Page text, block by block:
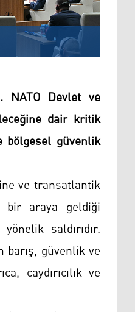
NATO Devlet ve
dair kritik
bölgesel güvenlik
ve transatlantik
bir araya geldiği
saldırıdır.
güvenlik ve
caydırıcılık ve